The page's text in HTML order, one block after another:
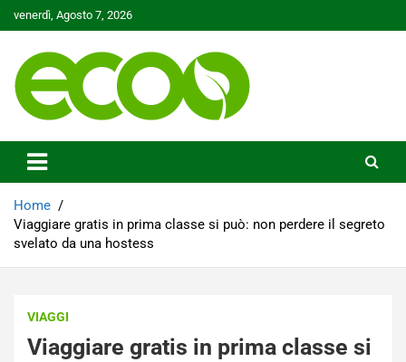
to
venerdì, Agosto 7, 2026
Ecoo.it
Home
Viaggiare gratis in prima classe si può: non perdere il segreto
svelato da una hostess
VIAGGI
Viaggiare gratis in prima classe si